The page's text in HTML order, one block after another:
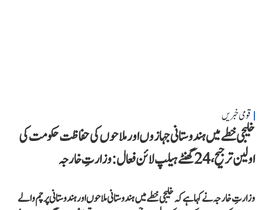
قومی خبریں
خلیجی خطے میں ہندوستانی جہازوں اور ملاحوں کی حفاظت حکومت کی
اولین ترجیح، 24 گھنٹے ہیلپ لائن فعال: وزارتِ خارجہ
وزارتِ خارجہ نے کہا ہے کہ خلیجی خطے میں ہندوستانی ملاحوں اور ہندوستانی پرچم والے